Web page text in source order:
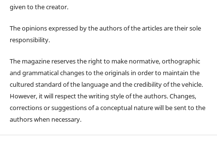
given to the creator.
The opinions expressed by the authors of the articles are their sole
responsibility.
The magazine reserves the right to make normative, orthographic
and grammatical changes to the originals in order to maintain the
cultured standard of the language and the credibility of the vehicle.
However, it will respect the writing style of the authors. Changes,
corrections or suggestions of a conceptual nature will be sent to the
authors when necessary.